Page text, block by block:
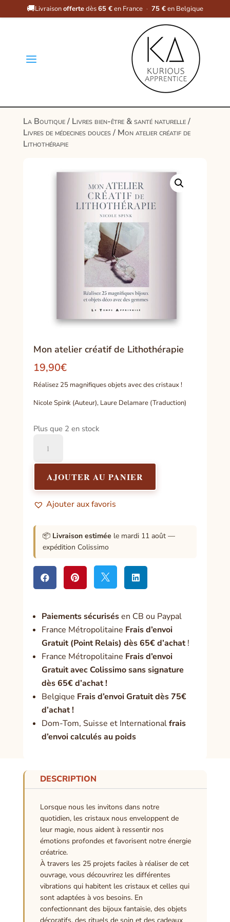
🚚Livraisonoffertedès65 €en France · 75 €en Belgique
a
La Boutique/ Livres bien-être & santé naturelle/
Livres de médecines douces/ Mon atelier créatif de
Lithothérapie
Mon atelier créatif de Lithothérapie
19,90€
Réalisez 25 magnifiques objets avec des cristaux !
Nicole Spink (Auteur), Laure Delamare (Traduction)
Plus que 2 en stock
Mon
atelier
créatif
de
Lithothérapie
AJOUTER AU PANIER
Ajouter aux favoris
📦 Livraison estimée le mardi 11 août —
expédition Colissimo
   
Paiements sécurisésen CB ou Paypal
France Métropolitaine Frais d’envoi
Gratuit (Point Relais) dès 65€ d’achat!
France Métropolitaine Frais d’envoi
Gratuit avec Colissimo sans signature
dès 65€ d’achat !
Belgique Frais d’envoi Gratuit dès 75€
d’achat !
Dom-Tom, Suisse et Internationalfrais
d’envoi calculés au poids
DESCRIPTION
Lorsque nous les invitons dans notre
quotidien, les cristaux nous enveloppent de
leur magie, nous aident à ressentir nos
émotions profondes et favorisent notre énergie
créatrice.
À travers les 25 projets faciles à réaliser de cet
ouvrage, vous découvrirez les différentes
vibrations qui habitent les cristaux et celles qui
sont adaptées à vos besoins. En
confectionnant des bijoux fantaisie, des objets